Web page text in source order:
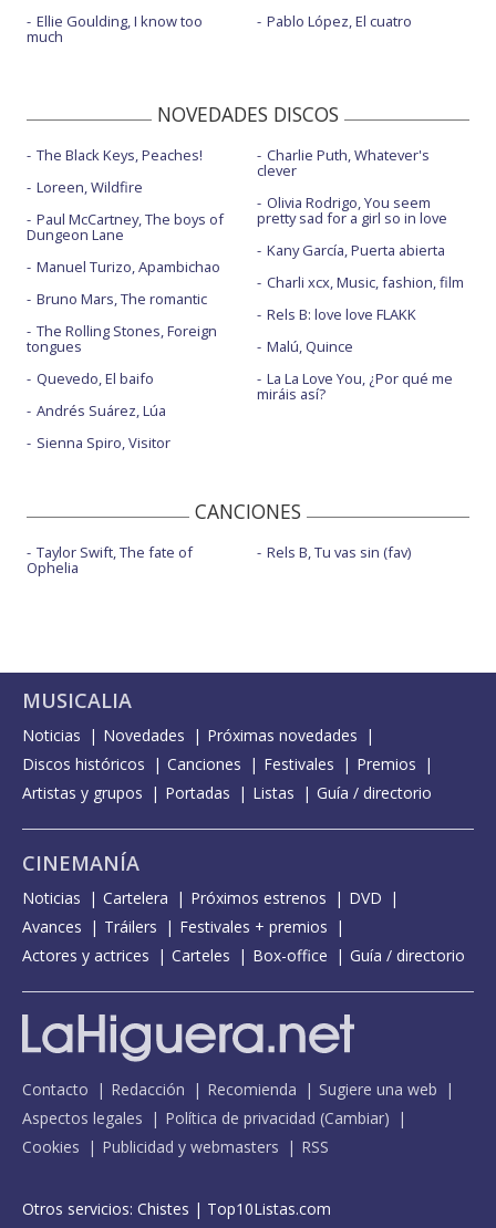
Ellie Goulding, I know too
much
Pablo López, El cuatro
NOVEDADES DISCOS
The Black Keys, Peaches!
Loreen, Wildfire
Paul McCartney, The boys of
Dungeon Lane
Manuel Turizo, Apambichao
Bruno Mars, The romantic
The Rolling Stones, Foreign
tongues
Quevedo, El baifo
Andrés Suárez, Lúa
Sienna Spiro, Visitor
Charlie Puth, Whatever's
clever
Olivia Rodrigo, You seem
pretty sad for a girl so in love
Kany García, Puerta abierta
Charli xcx, Music, fashion, film
Rels B: love love FLAKK
Malú, Quince
La La Love You, ¿Por qué me
miráis así?
CANCIONES
Taylor Swift, The fate of
Ophelia
Rels B, Tu vas sin (fav)
MUSICALIA
Noticias Novedades
Próximas novedades
Discos históricos
Canciones Festivales
Premios
Artistas y grupos
Portadas Listas Guía / directorio
CINEMANÍA
Noticias Cartelera Próximos estrenos
DVD
Avances
Tráilers
Festivales + premios
Actores y actrices
Carteles Box-office Guía / directorio
Contacto Redacción Recomienda
Sugiere una web
Aspectos legales
Política de privacidad (Cambiar)
Cookies
Publicidad y webmasters RSS
Otros servicios: Chistes | Top10Listas.com